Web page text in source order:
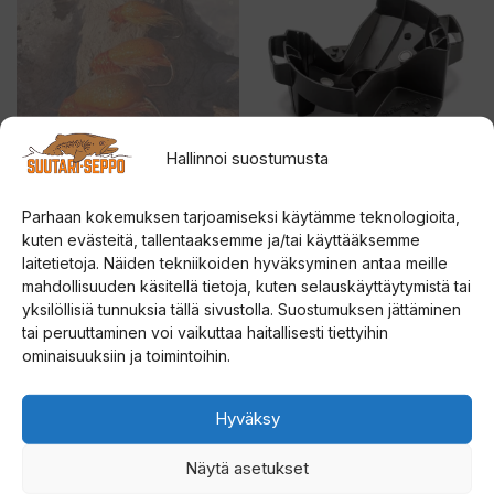
Hallinnoi suostumusta
Parhaan kokemuksen tarjoamiseksi käytämme teknologioita,
kuten evästeitä, tallentaaksemme ja/tai käyttääksemme
laitetietoja. Näiden tekniikoiden hyväksyminen antaa meille
mahdollisuuden käsitellä tietoja, kuten selauskäyttäytymistä tai
yksilöllisiä tunnuksia tällä sivustolla. Suostumuksen jättäminen
tai peruuttaminen voi vaikuttaa haitallisesti tiettyihin
ominaisuuksiin ja toimintoihin.
Hyväksy
Näytä asetukset
ORANSSI KOSTAJA
KOPPIAINEN
5.00
5:stä
14,00€
Valitse vaihtoehdoista
Voit
tehdä
valinnat
tuotteen
sivulla.
Strikemaster Magnetic
Snap Cover Lite-Flite
5.00
5:stä
19,90€–24,90€
19,90 €
Valitse vaihtoehdoista
useampi
muunnelma.
Voit
tehdä
tuotteen
sivulla.